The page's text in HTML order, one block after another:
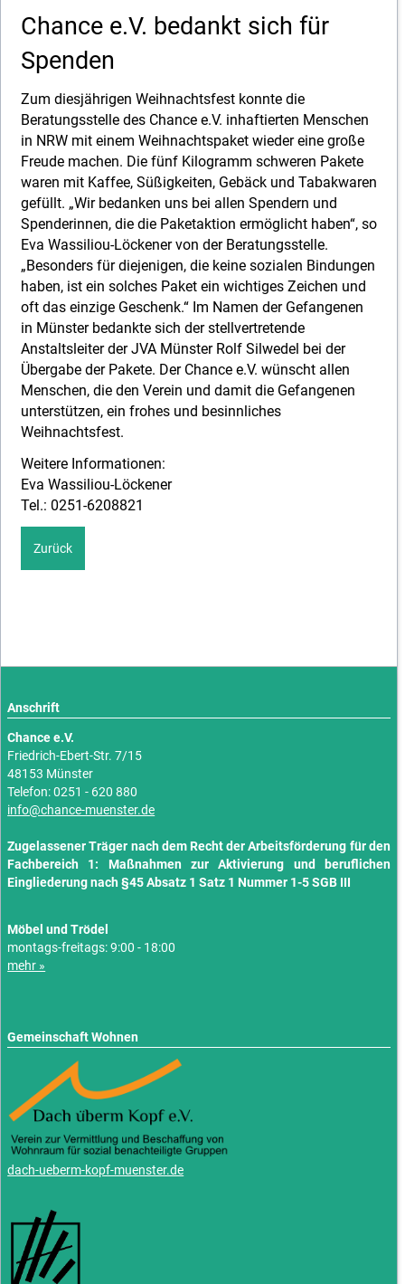
Chance e.V. bedankt sich für
Spenden
Zum diesjährigen Weihnachtsfest konnte die
Beratungsstelle des Chance e.V. inhaftierten Menschen
in NRW mit einem Weihnachtspaket wieder eine große
Freude machen. Die fünf Kilogramm schweren Pakete
waren mit Kaffee, Süßigkeiten, Gebäck und Tabakwaren
gefüllt. „Wir bedanken uns bei allen Spendern und
Spenderinnen, die die Paketaktion ermöglicht haben“, so
Eva Wassiliou-Löckener von der Beratungsstelle.
„Besonders für diejenigen, die keine sozialen Bindungen
haben, ist ein solches Paket ein wichtiges Zeichen und
oft das einzige Geschenk.“ Im Namen der Gefangenen
in Münster bedankte sich der stellvertretende
Anstaltsleiter der JVA Münster Rolf Silwedel bei der
Übergabe der Pakete. Der Chance e.V. wünscht allen
Menschen, die den Verein und damit die Gefangenen
unterstützen, ein frohes und besinnliches
Weihnachtsfest.
Weitere Informationen:
Eva Wassiliou-Löckener
Tel.: 0251-6208821
Zurück
Anschrift
Chance e.V.
Friedrich-Ebert-Str. 7/15
48153 Münster
Telefon: 0251 - 620 880
info@chance-muenster.de
Zugelassener Träger nach dem Recht der Arbeitsförderung für den
Fachbereich 1: Maßnahmen zur Aktivierung und beruflichen
Eingliederung nach §45 Absatz 1 Satz 1 Nummer 1-5 SGB III
Möbel und Trödel
montags-freitags: 9:00 - 18:00
mehr »
Gemeinschaft Wohnen
dach-ueberm-kopf-muenster.de
Spenden
Jobcoach
Jobwerkstatt
Radeln ohne Alter
Job-Brücke